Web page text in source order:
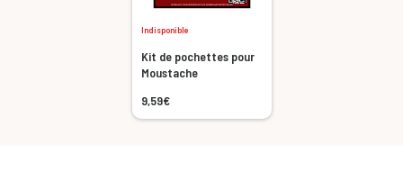
Indisponible
Kit de pochettes pour
Moustache
9,59€